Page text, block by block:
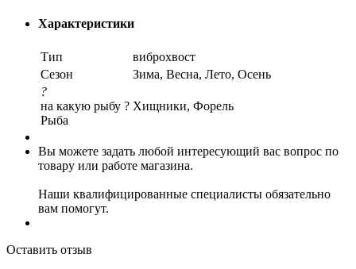
Характеристики
Тип
виброхвост
Сезон
Зима, Весна, Лето, Осень
?
на какую рыбу ?
Рыба
Хищники, Форель
Вы можете задать любой интересующий вас вопрос по
товару или работе магазина.
Наши квалифицированные специалисты обязательно
вам помогут.
Оставить отзыв